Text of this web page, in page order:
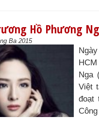
Hồ Phương
Ba 2015
Nga
Việt
đoạt